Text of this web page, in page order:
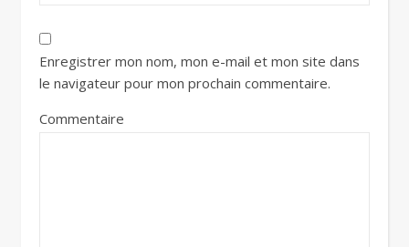
Enregistrer mon nom, mon e-mail et mon site dans
le navigateur pour mon prochain commentaire.
Commentaire